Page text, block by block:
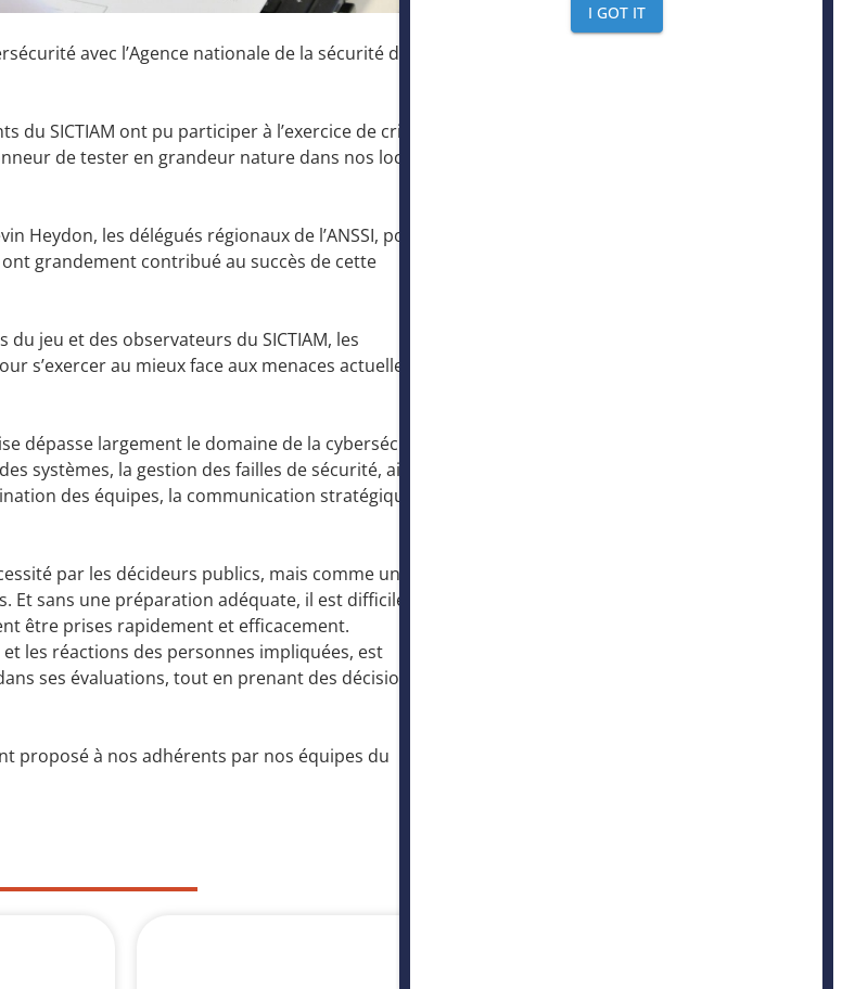
avec l’Agence nationale de la sécurité des
SICTIAM ont pu participer à l’exercice de crise
de tester en grandeur nature dans nos locaux.
Heydon, les délégués régionaux de l’ANSSI, pour
grandement contribué au succès de cette
du jeu et des observateurs du SICTIAM, les
s’exercer au mieux face aux menaces actuelles de
dépasse largement le domaine de la cybersécurité
systèmes, la gestion des failles de sécurité, ainsi
des équipes, la communication stratégique et
par les décideurs publics, mais comme un
sans une préparation adéquate, il est difficile de
être prises rapidement et efficacement.
les réactions des personnes impliquées, est
ses évaluations, tout en prenant des décisions
proposé à nos adhérents par nos équipes du
I GOT IT